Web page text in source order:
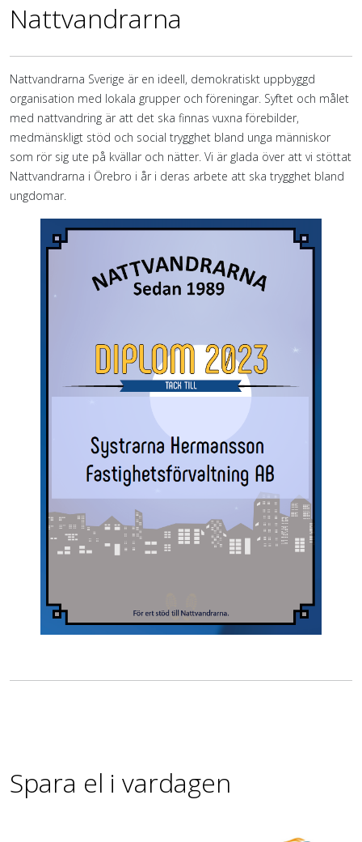
Nattvandrarna
Nattvandrarna Sverige är en ideell, demokratiskt uppbyggd
organisation med lokala grupper och föreningar. Syftet och målet
med nattvandring är att det ska finnas vuxna förebilder,
medmänskligt stöd och social trygghet bland unga människor
som rör sig ute på kvällar och nätter. Vi är glada över att vi stöttat
Nattvandrarna i Örebro i år i deras arbete att ska trygghet bland
ungdomar.
Spara el i vardagen